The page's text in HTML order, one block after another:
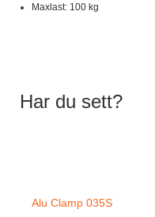
Maxlast: 100 kg
Har du sett?
Alu Clamp 035S